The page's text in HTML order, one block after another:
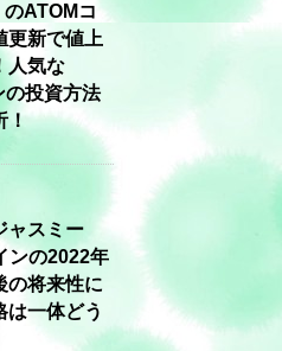
ATOMコ
更新で値上
人気な
の投資方法
！
ャスミー
ンの2022年
の将来性に
は一体どう